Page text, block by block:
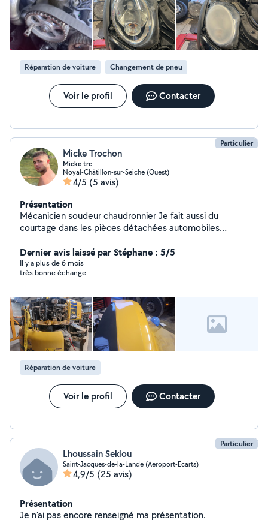
Réparation de voiture Changement de pneu
Voir le profil Contacter
Particulier
Micke Trochon
Micke trc
Noyal-Châtillon-sur-Seiche (Ouest)
4/5 (5 avis)
Présentation
Mécanicien soudeur chaudronnier Je fait aussi du
courtage dans les pièces détachées automobiles
Dernier avis laissé par Stéphane : 5/5
Il y a plus de 6 mois
très bonne échange
Réparation de voiture
Voir le profil Contacter
Particulier
Lhoussain Seklou
Saint-Jacques-de-la-Lande (Aeroport-Ecarts)
4,9/5 (25 avis)
Présentation
Je n'ai pas encore renseigné ma présentation.